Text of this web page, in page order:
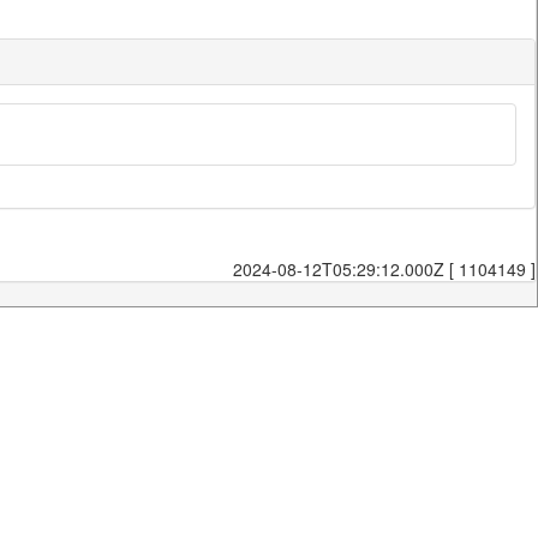
2024-08-12T05:29:12.000Z [ 1104149 ]